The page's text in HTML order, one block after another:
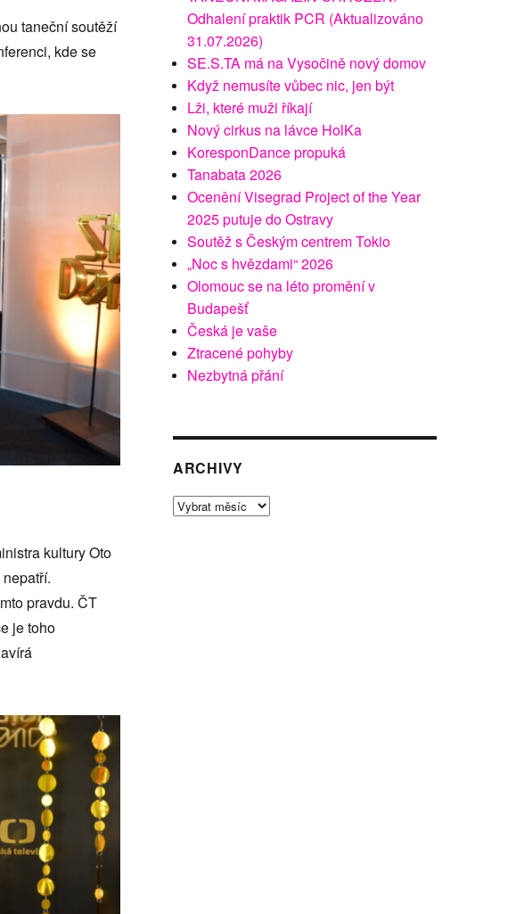
taneční soutěží
kde se
kultury Oto
pravdu. ČT
je toho
Odhalení praktik PCR (Aktualizováno
31.07.2026)
SE.S.TA má na Vysočině nový domov
Když nemusíte vůbec nic, jen být
Lži, které muži říkají
Nový cirkus na lávce HolKa
KoresponDance propuká
Tanabata 2026
Ocenění Visegrad Project of the Year
2025 putuje do Ostravy
Soutěž s Českým centrem Tokio
„Noc s hvězdami“ 2026
Olomouc se na léto promění v
Budapešť
Česká je vaše
Ztracené pohyby
Nezbytná přání
ARCHIVY
Archivy